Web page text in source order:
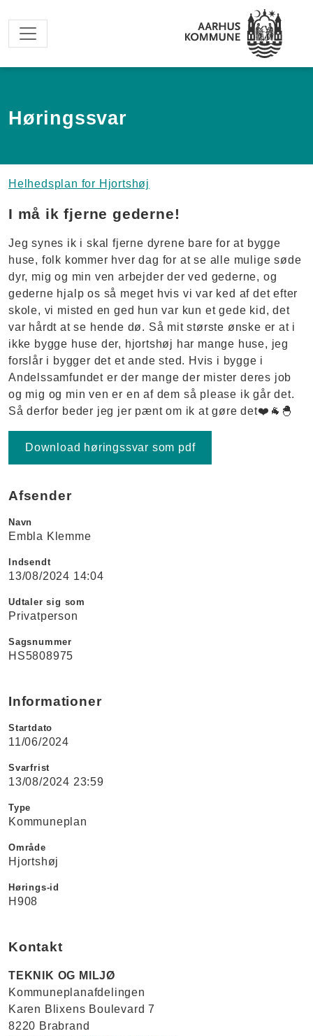
Høringssvar
Helhedsplan for Hjortshøj
I må ik fjerne gederne!
Jeg synes ik i skal fjerne dyrene bare for at bygge
huse, folk kommer hver dag for at se alle mulige søde
dyr, mig og min ven arbejder der ved gederne, og
gederne hjalp os så meget hvis vi var ked af det efter
skole, vi misted en ged hun var kun et gede kid, det
var hårdt at se hende dø. Så mit største ønske er at i
ikke bygge huse der, hjortshøj har mange huse, jeg
forslår i bygger det et ande sted. Hvis i bygge i
Andelssamfundet er der mange der mister deres job
og mig og min ven er en af dem så please ik går det.
Så derfor beder jeg jer pænt om ik at gøre det❤️🐐🐣
Download høringssvar som pdf
Afsender
Navn
Embla Klemme
Indsendt
13/08/2024 14:04
Udtaler sig som
Privatperson
Sagsnummer
HS5808975
Informationer
Startdato
11/06/2024
Svarfrist
13/08/2024 23:59
Type
Kommuneplan
Område
Hjortshøj
Hørings-id
H908
Kontakt
TEKNIK OG MILJØ
Kommuneplanafdelingen
Karen Blixens Boulevard 7
8220 Brabrand